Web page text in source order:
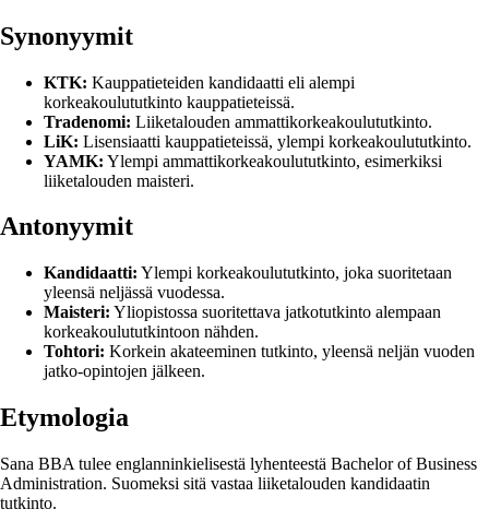
Synonyymit
KTK: Kauppatieteiden kandidaatti eli alempi
korkeakoulututkinto kauppatieteissä.
Tradenomi: Liiketalouden ammattikorkeakoulututkinto.
LiK: Lisensiaatti kauppatieteissä, ylempi korkeakoulututkinto.
YAMK: Ylempi ammattikorkeakoulututkinto, esimerkiksi
liiketalouden maisteri.
Antonyymit
Kandidaatti: Ylempi korkeakoulututkinto, joka suoritetaan
yleensä neljässä vuodessa.
Maisteri: Yliopistossa suoritettava jatkotutkinto alempaan
korkeakoulututkintoon nähden.
Tohtori: Korkein akateeminen tutkinto, yleensä neljän vuoden
jatko-opintojen jälkeen.
Etymologia
Sana BBA tulee englanninkielisestä lyhenteestä Bachelor of Business
Administration. Suomeksi sitä vastaa liiketalouden kandidaatin
tutkinto.